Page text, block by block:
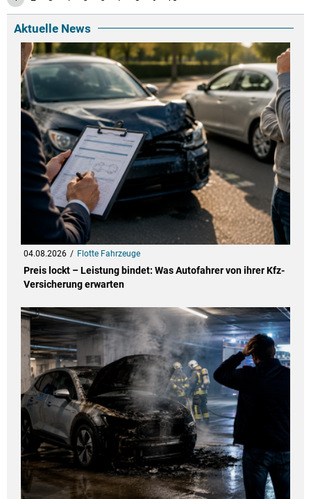
Aktuelle News
04.08.2026 Flotte Fahrzeuge
Preis lockt – Leistung bindet: Was Autofahrer von ihrer Kfz-
Versicherung erwarten